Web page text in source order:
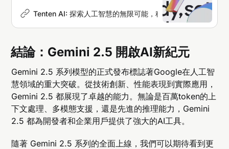
Tenten AI: 探索人工智慧的無限可能，科技新聞深度解析
結論：Gemini 2.5 開啟AI新紀元
Gemini 2.5 系列模型的正式發布標誌著Google在人工智
慧領域的重大突破。從技術創新、性能表現到實際應用，
Gemini 2.5 都展現了卓越的能力。無論是百萬token的上
下文處理、多模態支援，還是先進的推理能力，Gemini
2.5 都為開發者和企業用戶提供了強大的AI工具。
隨著 Gemini 2.5 系列的全面上線，我們可以期待看到更